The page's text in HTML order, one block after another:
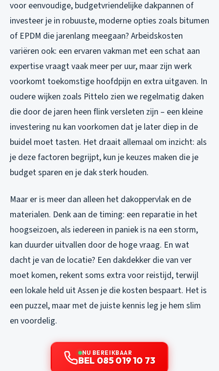
voor eenvoudige, budgetvriendelijke dakpannen of
investeer je in robuuste, moderne opties zoals bitumen
of EPDM die jarenlang meegaan? Arbeidskosten
variëren ook: een ervaren vakman met een schat aan
expertise vraagt vaak meer per uur, maar zijn werk
voorkomt toekomstige hoofdpijn en extra uitgaven. In
oudere wijken zoals Pittelo zien we regelmatig daken
die door de jaren heen flink versleten zijn – een kleine
investering nu kan voorkomen dat je later diep in de
buidel moet tasten. Het draait allemaal om inzicht: als
je deze factoren begrijpt, kun je keuzes maken die je
budget sparen en je dak sterk houden.
Maar er is meer dan alleen het dakoppervlak en de
materialen. Denk aan de timing: een reparatie in het
hoogseizoen, als iedereen in paniek is na een storm,
kan duurder uitvallen door de hoge vraag. En wat
dacht je van de locatie? Een dakdekker die van ver
moet komen, rekent soms extra voor reistijd, terwijl
een lokale held uit Assen je die kosten bespaart. Het is
een puzzel, maar met de juiste kennis leg je hem slim
en voordelig.
NU BEREIKBAAR
BEL 085 019 10 73